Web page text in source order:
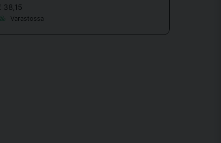
38,15
Varastossa